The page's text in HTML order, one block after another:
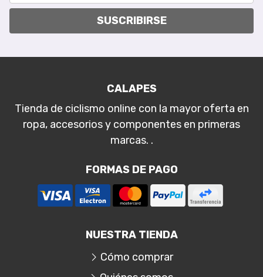
SUSCRIBIRSE
CALAPES
Tienda de ciclismo online con la mayor oferta en
ropa, accesorios y componentes en primeras
marcas. .
FORMAS DE PAGO
NUESTRA TIENDA
Cómo comprar